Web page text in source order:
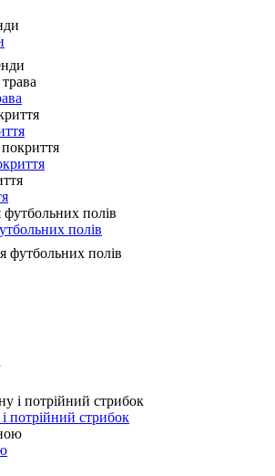
полів
футбольних полів
потрійний стрибок